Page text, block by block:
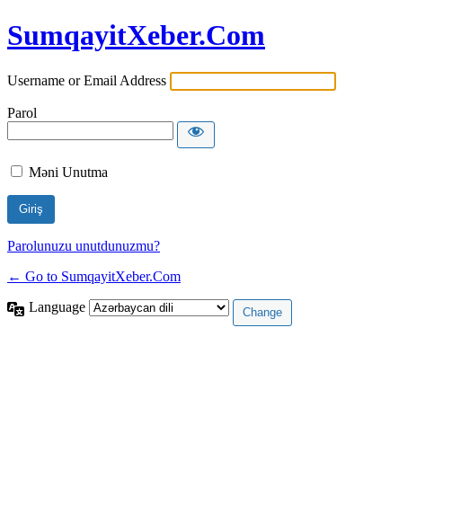
SumqayitXeber.Com
Username or Email Address
Parol
Məni Unutma
Parolunuzu unutdunuzmu?
← Go to SumqayitXeber.Com
Language